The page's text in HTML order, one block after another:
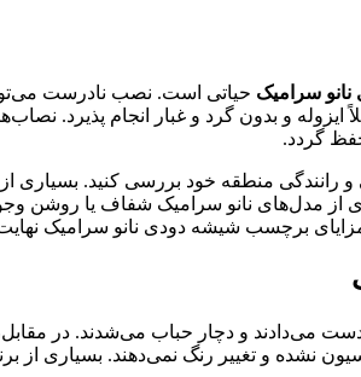
سرامیک حیاتی است. نصب نادرست
و بدون گرد و غبار انجام پذیرد.
گردد.
منطقه خود بررسی کنید. بسیاری
برچسب شیشه دودی نانو سرامیک نهایت
و دچار حباب می‌شدند. در مقابل،
نشده و تغییر رنگ نمی‌دهند. بسیاری از